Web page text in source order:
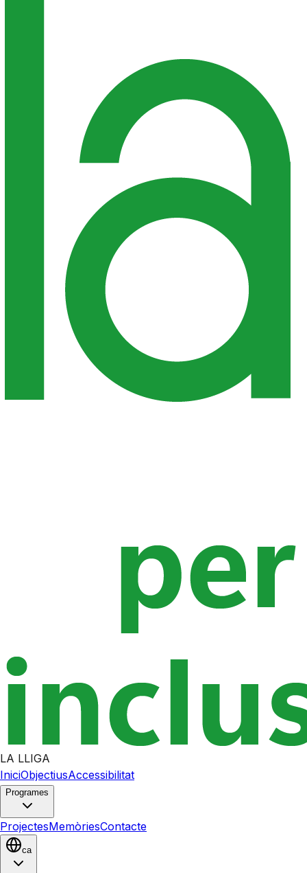
LA LLIGA
IniciObjectiusAccessibilitat
Programes
ProjectesMemòriesContacte
ca